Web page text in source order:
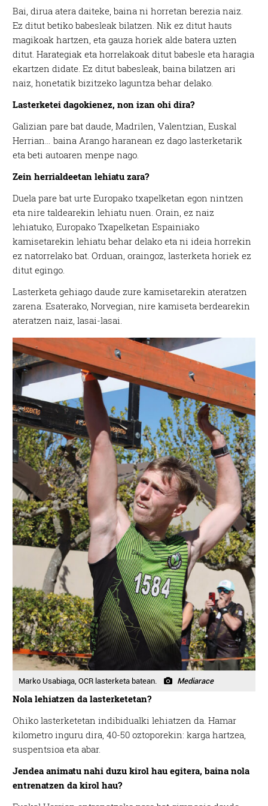
Bai, dirua atera daiteke, baina ni horretan berezia naiz.
Ez ditut betiko babesleak bilatzen. Nik ez ditut hauts
magikoak hartzen, eta gauza horiek alde batera uzten
ditut. Harategiak eta horrelakoak ditut babesle eta haragia
ekartzen didate. Ez ditut babesleak, baina bilatzen ari
naiz, honetatik bizitzeko laguntza behar delako.
Lasterketei dagokienez, non izan ohi dira?
Galizian pare bat daude, Madrilen, Valentzian, Euskal
Herrian… baina Arango haranean ez dago lasterketarik
eta beti autoaren menpe nago.
Zein herrialdeetan lehiatu zara?
Duela pare bat urte Europako txapelketan egon nintzen
eta nire taldearekin lehiatu nuen. Orain, ez naiz
lehiatuko, Europako Txapelketan Espainiako
kamisetarekin lehiatu behar delako eta ni ideia horrekin
ez natorrelako bat. Orduan, oraingoz, lasterketa horiek ez
ditut egingo.
Lasterketa gehiago daude zure kamisetarekin ateratzen
zarena. Esaterako, Norvegian, nire kamiseta berdearekin
ateratzen naiz, lasai-lasai.
Marko Usabiaga, OCR lasterketa batean. Mediarace
Nola lehiatzen da lasterketetan?
Ohiko lasterketetan indibidualki lehiatzen da. Hamar
kilometro inguru dira, 40-50 oztoporekin: karga hartzea,
suspentsioa eta abar.
Jendea animatu nahi duzu kirol hau egitera, baina nola
entrenatzen da kirol hau?